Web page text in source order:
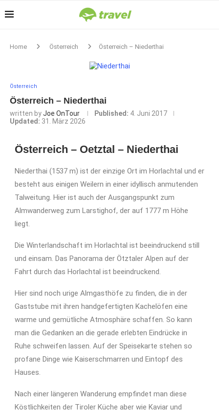
Home Österreich Österreich – Niederthai
Österreich
Österreich – Niederthai
written byJoe OnTour Published: 4. Juni 2017
Updated: 31. März 2026
Österreich – Oetztal – Niederthai
Niederthai (1537 m) ist der einzige Ort im Horlachtal und er
besteht aus einigen Weilern in einer idyllisch anmutenden
Talweitung. Hier ist auch der Ausgangspunkt zum
Almwanderweg zum Larstighof, der auf 1777 m Höhe
liegt.
Die Winterlandschaft im Horlachtal ist beeindruckend still
und einsam. Das Panorama der Ötztaler Alpen auf der
Fahrt durch das Horlachtal ist beeindruckend.
Hier sind noch urige Almgasthöfe zu finden, die in der
Gaststube mit ihren handgefertigten Kachelöfen eine
warme und gemütliche Atmosphäre schaffen. So kann
man die Gedanken an die gerade erlebten Eindrücke in
Ruhe schweifen lassen. Auf der Speisekarte stehen so
profane Dinge wie Kaiserschmarren und Eintopf des
Hauses.
Nach einer längeren Wanderung empfindet man diese
Köstlichkeiten der Tiroler Küche aber wie Kaviar und